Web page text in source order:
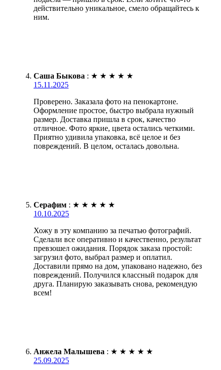
действительно уникальное, смело обращайтесь к
ним.
Саша Быкова : ★ ★ ★ ★ ★
15.11.2025
Проверено. Заказала фото на пенокартоне.
Оформление простое, быстро выбрала нужный
размер. Доставка пришла в срок, качество
отличное. Фото яркие, цвета остались четкими.
Приятно удивила упаковка, всё целое и без
повреждений. В целом, осталась довольна.
Серафим : ★ ★ ★ ★ ★
10.10.2025
Хожу в эту компанию за печатью фотографий.
Сделали все оперативно и качественно, результат
превзошел ожидания. Порядок заказа простой:
загрузил фото, выбрал размер и оплатил.
Доставили прямо на дом, упаковано надежно, без
повреждений. Получился классный подарок для
друга. Планирую заказывать снова, рекомендую
всем!
Анжела Малышева : ★ ★ ★ ★ ★
25.09.2025